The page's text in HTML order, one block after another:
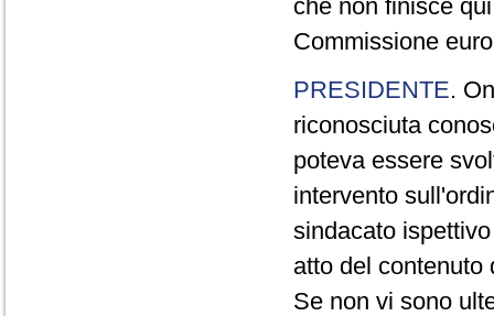
che non finisce
Commissione
PRESIDENTE.
riconosciuta
poteva essere
intervento
sindacato
atto del contenuto
Se non vi sono